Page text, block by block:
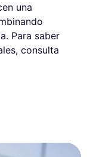
una
Para saber
consulta